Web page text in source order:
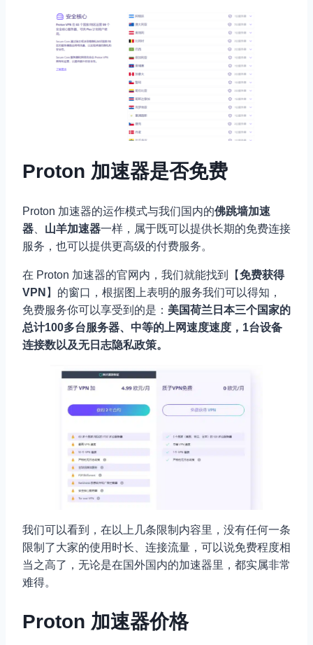
Proton 加速器是否免费
Proton 加速器的运作模式与我们国内的佛跳墙加速
器
山羊加速器一样，属于既可以提供长期的免费连接
服务，也可以提供更高级的付费服务。
在 Proton 加速器的官网内，我们就能找到【免费获得
VPN 】的窗口，根据图上表明的服务我们可以得知，
免费服务你可以享受到的是： 美国荷兰日本三个国家的
总计100多台服务器、中等的上网速度速度，1台设备
连接数以及无日志隐私政策。
我们可以看到，在以上几条限制内容里，没有任何一条
限制了大家的使用时长、连接流量，可以说免费程度相
当之高了，无论是在国外国内的加速器里，都实属非常
难得。
Proton 加速器价格